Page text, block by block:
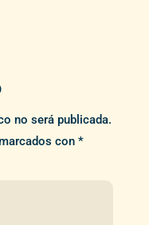
no será publicada.
con *